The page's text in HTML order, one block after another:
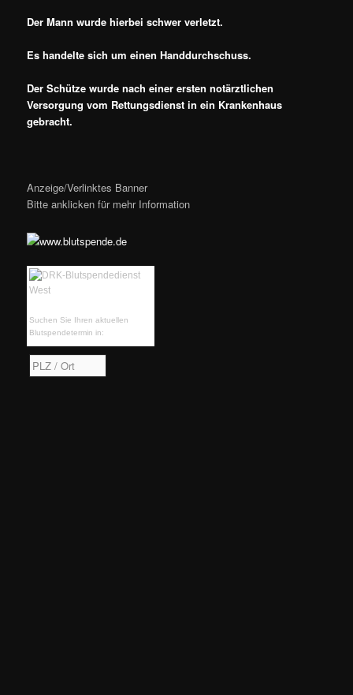
Der Mann wurde hierbei schwer verletzt.
Es handelte sich um einen Handdurchschuss.
Der Schütze wurde nach einerersten notärztlichen
Versorgung vom Rettungsdienst in ein Krankenhaus
gebracht.
Anzeige/Verlinktes Banner
Bitte anklicken für mehr Information
Suchen Sie Ihren aktuellen
Blutspendetermin in: